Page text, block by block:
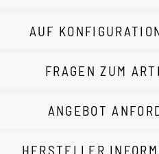
AUF
FRAGEN ZUM
ANGEBOT
HERSTELLER